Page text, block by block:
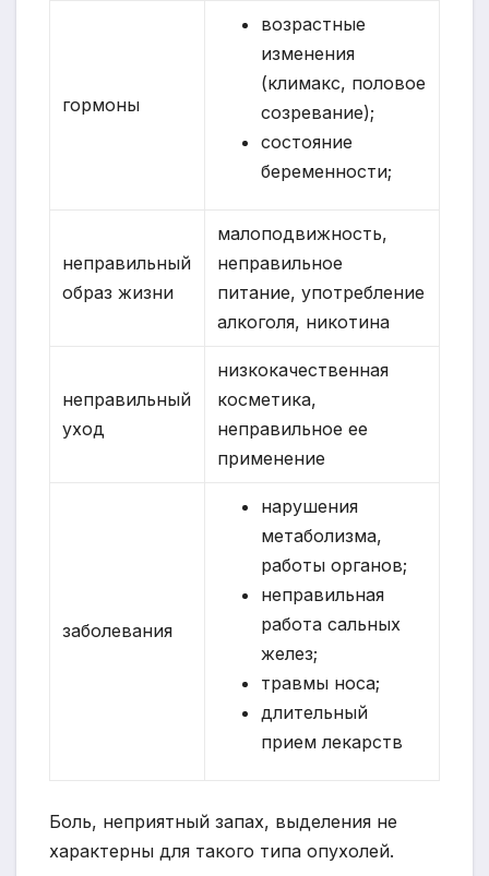
гормоны
возрастные
изменения
(климакс, половое
созревание);
состояние
беременности;
неправильный
образ жизни
малоподвижность,
неправильное
питание, употребление
алкоголя, никотина
неправильный
уход
низкокачественная
косметика,
неправильное ее
применение
заболевания
нарушения
метаболизма,
работы органов;
неправильная
работа сальных
желез;
травмы носа;
длительный
прием лекарств
Боль, неприятный запах, выделения не
характерны для такого типа опухолей.